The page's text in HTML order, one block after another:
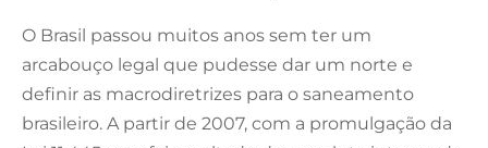
O Brasil passou muitos anos sem ter um
arcabouço legal que pudesse dar um norte e
definir as macrodiretrizes para o saneamento
brasileiro. A partir de 2007, com a promulgação da